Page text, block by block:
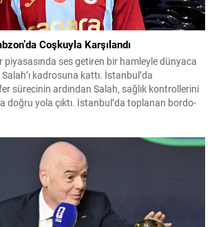
Coşkuyla Karşılandı
ses getiren bir hamleyle dünyaca
kadrosuna kattı. İstanbul’da
sürecinin ardından Salah, sağlık kontrollerini
doğru yola çıktı. İstanbul’da toplanan bordo-
gösterileri eşliğinde karşılanan Mısırlı yıldız,
Doğan ile birlikte Trabzon’a intikal etti.
büyük...